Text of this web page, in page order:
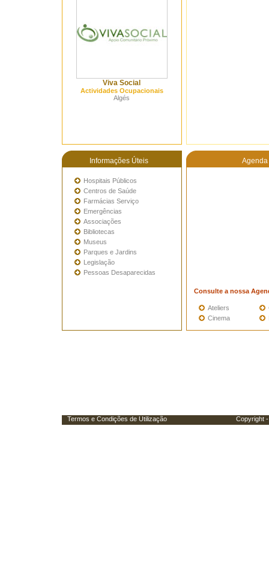
Viva Social
Actividades Ocupacionais
Algés
Informações Úteis Agenda
Hospitais Públicos
Centros de Saúde
Farmácias Serviço
Emergências
Associações
Bibliotecas
Museus
Parques e Jardins
Legislação
Pessoas Desaparecidas
Consulte a nossa
Ateliers
Cinema
Termos e Condições de Utilização Copyright -